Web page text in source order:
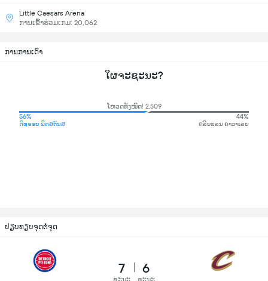
Little Caesars Arena
ການເຂົ້າຮ່ວມເກມ: 20,062
ການການເດົາ
ໃຜຈະຊະນະ?
ໂຫວດທັງໝົດ! 2,509
56%
ດິທຣອຍ ພິດສຕັນສ
44%
ຄລີບແລນ ຄາວາເລຍ
ປຽບທຽບຈຸດຕໍ່ຈຸດ
7
ຊະນະ
6
ຊະນະ